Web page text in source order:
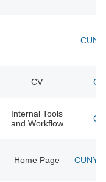
CV
Internal Tools
and Workflow
Home Page CUNY